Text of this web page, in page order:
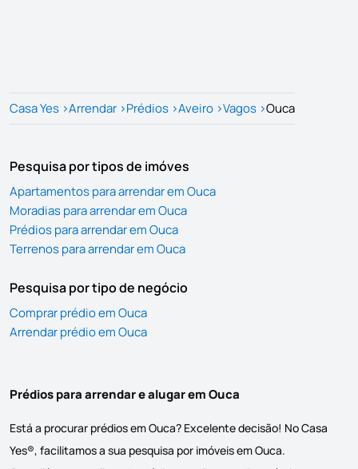
Casa Yes >Arrendar >Prédios >Aveiro >Vagos >Ouca
Pesquisa por tipos de imóves
Apartamentos para arrendar em Ouca
Moradias para arrendar em Ouca
Prédios para arrendar em Ouca
Terrenos para arrendar em Ouca
Pesquisa por tipo de negócio
Comprar prédio em Ouca
Arrendar prédio em Ouca
Prédios para arrendar e alugar em Ouca
Está a procurar prédios em Ouca? Excelente decisão! No Casa
Yes®, facilitamos a sua pesquisa por imóveis em Ouca.